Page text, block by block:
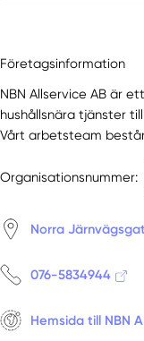
Företagsinformation
NBN Allservice AB är
hushållsnära tjänster
Vårt arbetsteam
Organisationsnummer:
Norra
076-5834944
Hemsida till NBN